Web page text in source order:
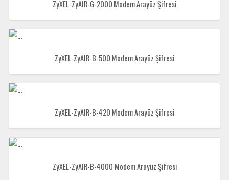
ZyXEL-ZyAIR-G-2000 Modem Arayüz Şifresi
ZyXEL-ZyAIR-B-500 Modem Arayüz Şifresi
ZyXEL-ZyAIR-B-420 Modem Arayüz Şifresi
ZyXEL-ZyAIR-B-4000 Modem Arayüz Şifresi